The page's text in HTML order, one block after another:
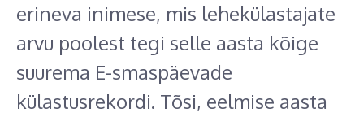
erineva inimese, mis lehekülastajate
arvu poolest tegi selle aasta kõige
suurema E-smaspäevade
külastusrekordi. Tõsi, eelmise aasta